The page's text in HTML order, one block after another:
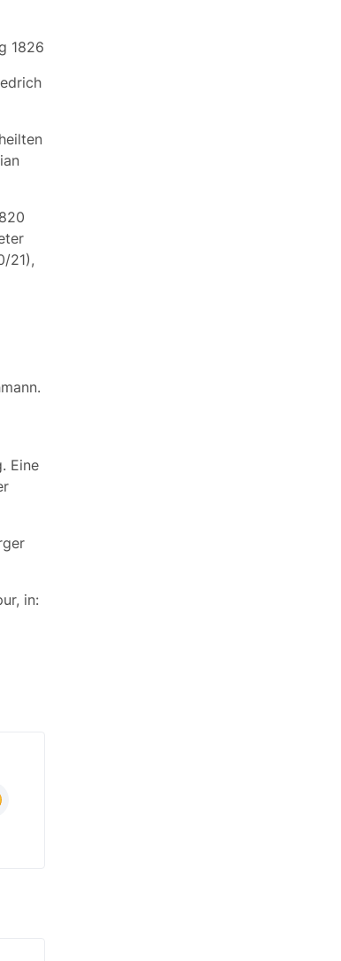
1826
21),
Eine
in: